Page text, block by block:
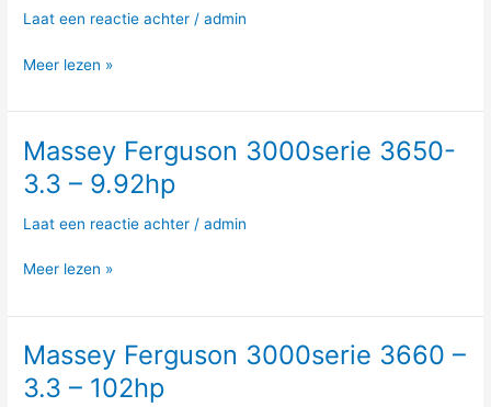
Laat een reactie achter /admin
3640-
84hp
Meer lezen »
Massey Ferguson 3000serie 3650-
3.3 – 9.92hp
Laat een reactie achter /admin
Massey
Ferguson
3000serie
3650-
–
Meer lezen »
Massey Ferguson 3000serie 3660 –
3.3 – 102hp
Massey
Ferguson
3000serie